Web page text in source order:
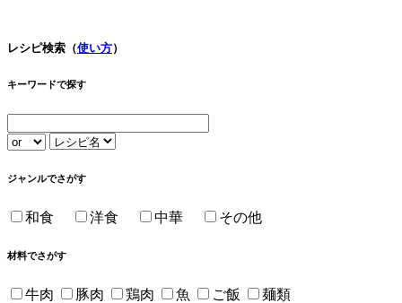
レシピ検索（使い方）
キーワードで探す
ジャンルでさがす
和食 洋食 中華 その他
材料でさがす
牛肉 豚肉 鶏肉 魚 ご飯
麺類